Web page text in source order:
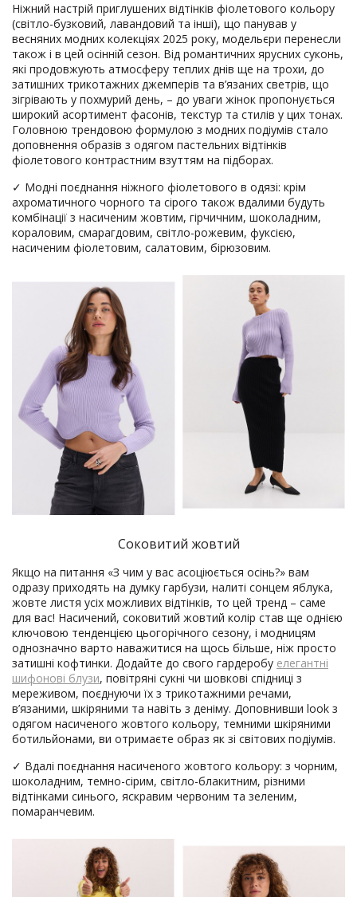
Ніжний настрій приглушених відтінків фіолетового кольору
(світло-бузковий, лавандовий та інші), що панував у
весняних модних колекціях 2025 року, модельєри перенесли
також і в цей осінній сезон. Від романтичних ярусних суконь,
які продовжують атмосферу теплих днів ще на трохи, до
затишних трикотажних джемперів та в’язаних светрів, що
зігрівають у похмурий день, – до уваги жінок пропонується
широкий асортимент фасонів, текстур та стилів у цих тонах.
Головною трендовою формулою з модних подіумів стало
доповнення образів з одягом пастельних відтінків
фіолетового контрастним взуттям на підборах.
✓ Модні поєднання ніжного фіолетового в одязі: крім
ахроматичного чорного та сірого також вдалими будуть
комбінації з насиченим жовтим, гірчичним, шоколадним,
кораловим, смарагдовим, світло-рожевим, фуксією,
насиченим фіолетовим, салатовим, бірюзовим.
Соковитий жовтий
Якщо на питання «З чим у вас асоціюється осінь?» вам
одразу приходять на думку гарбузи, налиті сонцем яблука,
жовте листя усіх можливих відтінків, то цей тренд – саме
для вас! Насичений, соковитий жовтий колір став ще однією
ключовою тенденцією цьогорічного сезону, і модницям
однозначно варто наважитися на щось більше, ніж просто
затишні кофтинки. Додайте до свого гардеробу елегантні
шифонові блузи, повітряні сукні чи шовкові спідниці з
мереживом, поєднуючи їх з трикотажними речами,
в’язаними, шкіряними та навіть з деніму. Доповнивши look з
одягом насиченого жовтого кольору, темними шкіряними
ботильйонами, ви отримаєте образ як зі світових подіумів.
✓ Вдалі поєднання насиченого жовтого кольору: з чорним,
шоколадним, темно-сірим, світло-блакитним, різними
відтінками синього, яскравим червоним та зеленим,
помаранчевим.